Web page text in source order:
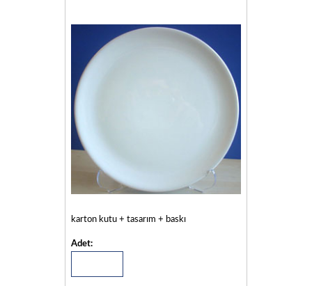
karton kutu + tasarım + baskı
Adet: